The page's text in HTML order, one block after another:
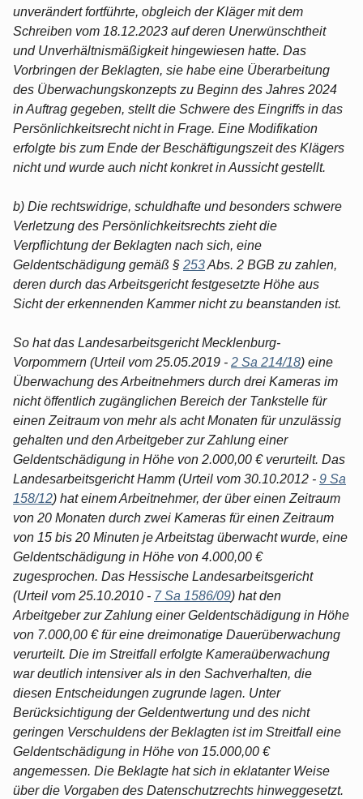
unverändert fortführte, obgleich der Kläger mit dem
Schreiben vom 18.12.2023 auf deren Unerwünschtheit
und Unverhältnismäßigkeit hingewiesen hatte. Das
Vorbringen der Beklagten, sie habe eine Überarbeitung
des Überwachungskonzepts zu Beginn des Jahres 2024
in Auftrag gegeben, stellt die Schwere des Eingriffs in das
Persönlichkeitsrecht nicht in Frage. Eine Modifikation
erfolgte bis zum Ende der Beschäftigungszeit des Klägers
nicht und wurde auch nicht konkret in Aussicht gestellt.
b) Die rechtswidrige, schuldhafte und besonders schwere
Verletzung des Persönlichkeitsrechts zieht die
Verpflichtung der Beklagten nach sich, eine
Geldentschädigung gemäß § 253Abs. 2 BGB zu zahlen,
deren durch das Arbeitsgericht festgesetzte Höhe aus
Sicht der erkennenden Kammer nicht zu beanstanden ist.
So hat das Landesarbeitsgericht Mecklenburg-
Vorpommern (Urteil vom 25.05.2019 - 2 Sa 214/18) eine
Überwachung des Arbeitnehmers durch drei Kameras im
nicht öffentlich zugänglichen Bereich der Tankstelle für
einen Zeitraum von mehr als acht Monaten für unzulässig
gehalten und den Arbeitgeber zur Zahlung einer
Geldentschädigung in Höhe von 2.000,00 € verurteilt. Das
Landesarbeitsgericht Hamm (Urteil vom 30.10.2012 - 9 Sa
158/12) hat einem Arbeitnehmer, der über einen Zeitraum
von 20 Monaten durch zwei Kameras für einen Zeitraum
von 15 bis 20 Minuten je Arbeitstag überwacht wurde, eine
Geldentschädigung in Höhe von 4.000,00 €
zugesprochen. Das Hessische Landesarbeitsgericht
(Urteil vom 25.10.2010 - 7 Sa 1586/09) hat den
Arbeitgeber zur Zahlung einer Geldentschädigung in Höhe
von 7.000,00 € für eine dreimonatige Dauerüberwachung
verurteilt. Die im Streitfall erfolgte Kameraüberwachung
war deutlich intensiver als in den Sachverhalten, die
diesen Entscheidungen zugrunde lagen. Unter
Berücksichtigung der Geldentwertung und des nicht
geringen Verschuldens der Beklagten ist im Streitfall eine
Geldentschädigung in Höhe von 15.000,00 €
angemessen. Die Beklagte hat sich in eklatanter Weise
über die Vorgaben des Datenschutzrechts hinweggesetzt.